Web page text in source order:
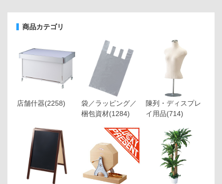
商品カテゴリ
店舗什器(2258)
袋／ラッピング／
梱包資材(1284)
陳列・ディスプレ
イ用品(714)